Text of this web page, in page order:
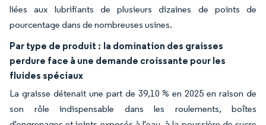
liées aux lubrifiants de plusieurs dizaines de points de
pourcentage dans de nombreuses usines.
Par type de produit : la domination des graisses
perdure face à une demande croissante pour les
fluides spéciaux
La graisse détenait une part de 39,10 % en 2025 en raison de
son rôle indispensable dans les roulements, boîtes